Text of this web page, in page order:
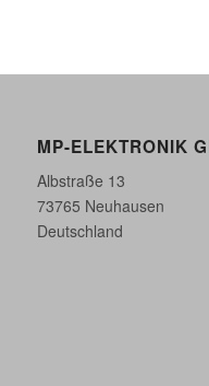
MP-ELEKTRONIK
Albstraße 13
73765 Neuhausen
Deutschland